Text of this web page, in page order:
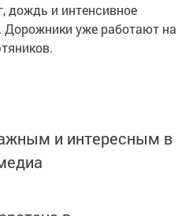
дождь и интенсивное
уже работают на
и интересным в